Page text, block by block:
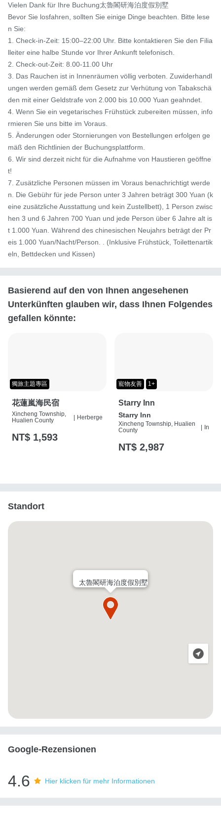
Vielen Dank für Ihre Buchung太魯閣研海泊度假別墅
Bevor Sie losfahren, sollten Sie einige Dinge beachten. Bitte lese
n Sie:
1. Check-in-Zeit: 15:00–22:00 Uhr. Bitte kontaktieren Sie den Filia
lleiter eine halbe Stunde vor Ihrer Ankunft telefonisch.
2. Check-out-Zeit: 8.00-11.00 Uhr
3. Das Rauchen ist in Innenräumen völlig verboten. Zuwiderhandl
ungen werden gemäß dem Gesetz zur Verhütung von Tabakschä
den mit einer Geldstrafe von 2.000 bis 10.000 Yuan geahndet.
4. Wenn Sie ein vegetarisches Frühstück zubereiten müssen, info
rmieren Sie uns bitte im Voraus.
5. Änderungen oder Stornierungen von Bestellungen erfolgen ge
mäß den Richtlinien der Buchungsplattform.
6. Wir sind derzeit nicht für die Aufnahme von Haustieren geöffne
t!
7. Zusätzliche Personen müssen im Voraus benachrichtigt werde
n. Die Gebühr für jede Person unter 3 Jahren beträgt 300 Yuan (k
eine zusätzliche Ausstattung und kein Zustellbett), 1 Person zwisc
hen 3 und 6 Jahren 700 Yuan und jede Person über 6 Jahre alt is
t 1.000 Yuan. Während des chinesischen Neujahrs beträgt der Pr
eis 1.000 Yuan/Nacht/Person. . (Inklusive Frühstück, Toilettenartik
eln, Bettdecken und Kissen)
Basierend auf den von Ihnen angesehenen
Unterkünften glauben wir, dass Ihnen Folgendes
gefallen könnte:
獨旅主題專區
花蓮嵐海民宿
Xincheng Township,
Hualien County
Herberge
NT$ 1,593
寵物友善 1+
Starry Inn
Starry Inn
Xincheng Township, Hualien
County
In
NT$ 2,987
Standort
太魯閣研海泊度假別墅
Google-Rezensionen
4.6 Hier klicken für mehr Informationen